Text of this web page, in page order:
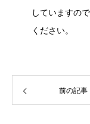
していますの
ください。
前の記事